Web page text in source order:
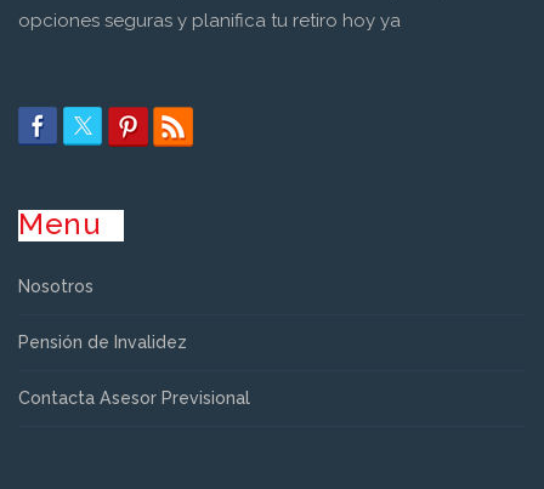
opciones seguras y planifica tu retiro hoy ya
Menu
Nosotros
Pensión de Invalidez
Contacta Asesor Previsional